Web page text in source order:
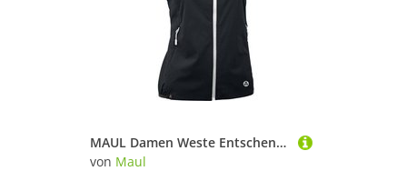
MAUL Damen Weste Entschenkopf 10.0 - leichte So
von Maul